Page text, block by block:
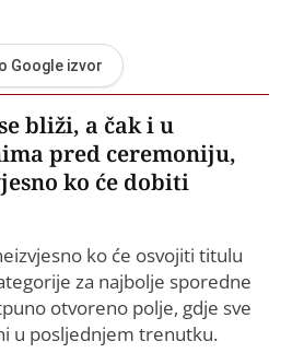
Google izvor
bliži, a čak i u
pred ceremoniju,
ko će dobiti
ko će osvojiti titulu
za najbolje sporedne
otvoreno polje, gdje sve
u posljednjem trenutku.